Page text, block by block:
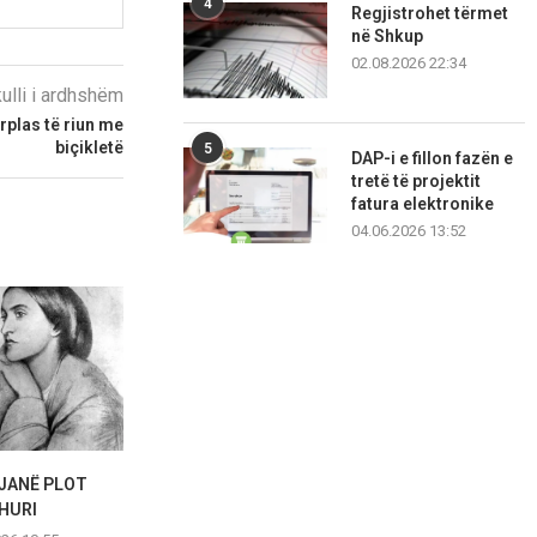
i ardhshëm
të riun me
biçikletë
PLOT
4
Regjistrohet tërmet
në Shkup
02.08.2026 22:34
5
DAP-i e fillon fazën e
tretë të projektit
fatura elektronike
04.06.2026 13:52